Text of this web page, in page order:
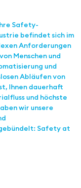
Safety-
befindet sich im
Anforderungen
Menschen und
und
Abläufen von
Ihnen dauerhaft
und höchste
wir unsere
Safety at